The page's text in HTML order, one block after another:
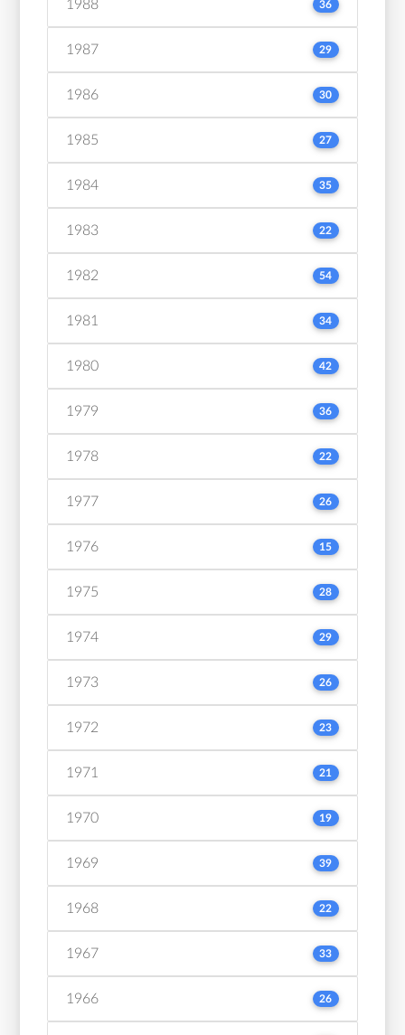
1988 36
1987 29
1986 30
1985 27
1984 35
1983 22
1982 54
1981 34
1980 42
1979 36
1978 22
1977 26
1976 15
1975 28
1974 29
1973 26
1972 23
1971 21
1970 19
1969 39
1968 22
1967 33
1966 26